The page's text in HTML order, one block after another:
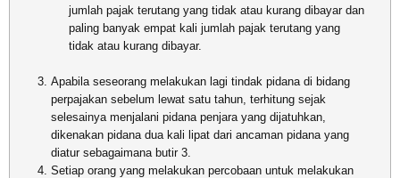
jumlah pajak terutang yang tidak atau kurang dibayar dan
paling banyak empat kali jumlah pajak terutang yang
tidak atau kurang dibayar.
Apabila seseorang melakukan lagi tindak pidana di bidang
perpajakan sebelum lewat satu tahun, terhitung sejak
selesainya menjalani pidana penjara yang dijatuhkan,
dikenakan pidana dua kali lipat dari ancaman pidana yang
diatur sebagaimana butir 3.
Setiap orang yang melakukan percobaan untuk melakukan